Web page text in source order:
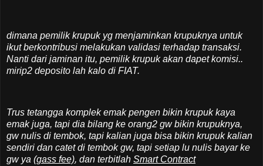
dimana pemilik krupuk yg menjaminkan krupuknya untuk
ikut berkontribusi melakukan validasi terhadap transaksi.
Nanti dari jaminan itu, pemilik krupuk akan dapet komisi..
mirip2 deposito lah kalo di FIAT.
Trus tetangga komplek emak pengen bikin krupuk kaya
emak juga, tapi dia bilang ke orang2 gw bikin krupuknya,
gw nulis di tembok, tapi kalian juga bisa bikin krupuk kalian
sendiri dan catet di tembok gw, tapi setiap lu nulis bayar ke
gw ya (gass fee), dan terbitlah Smart Contract